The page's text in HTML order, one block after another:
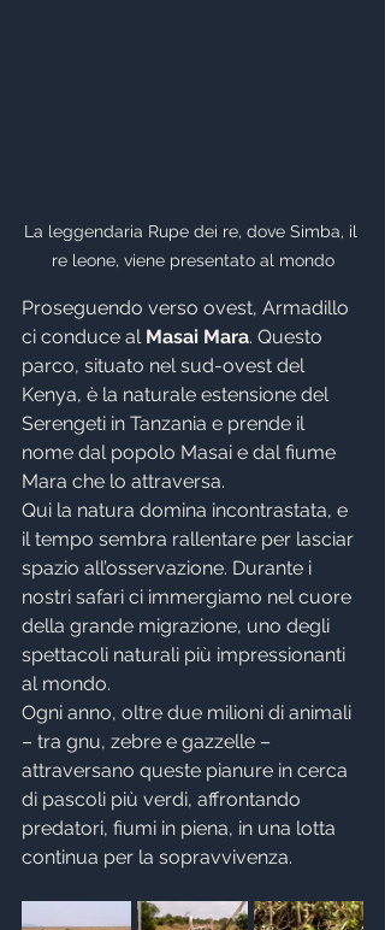
La leggendaria Rupe dei re, dove Simba, il
re leone, viene presentato al mondo
Proseguendo verso ovest, Armadillo
ci conduce al Masai Mara. Questo
parco, situato nel sud-ovest del
Kenya, è la naturale estensione del
Serengeti in Tanzania e prende il
nome dal popolo Masai e dal fiume
Mara che lo attraversa.
Qui la natura domina incontrastata, e
il tempo sembra rallentare per lasciar
spazio all’osservazione. Durante i
nostri safari ci immergiamo nel cuore
della grande migrazione, uno degli
spettacoli naturali più impressionanti
al mondo.
Ogni anno, oltre due milioni di animali
– tra gnu, zebre e gazzelle –
attraversano queste pianure in cerca
di pascoli più verdi, affrontando
predatori, fiumi in piena, in una lotta
continua per la sopravvivenza.